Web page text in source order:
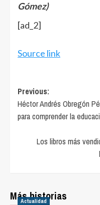
Gómez)
[ad_2]
Source link
Post
navigation
Previous:
Héctor Andrés Obregón
para comprender la
Los libros más
Más historias
Actualidad